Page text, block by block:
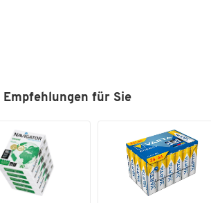
Empfehlungen für Sie